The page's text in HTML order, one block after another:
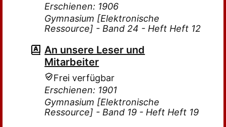
Erschienen: 1906
Gymnasium [Elektronische
Ressource] - Band 24 - Heft Heft 12
An unsere Leser und
Mitarbeiter
Frei verfügbar
Erschienen: 1901
Gymnasium [Elektronische
Ressource] - Band 19 - Heft Heft 19